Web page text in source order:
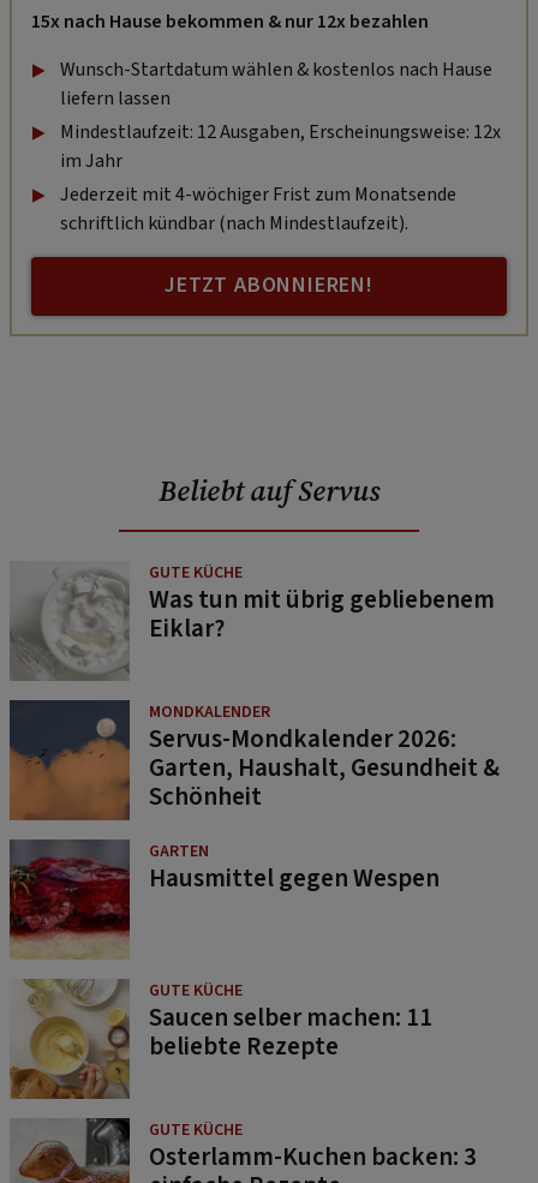
15x nach Hause bekommen & nur 12x bezahlen
Wunsch-Startdatum wählen & kostenlos nach Hause
liefern lassen
Mindestlaufzeit: 12 Ausgaben, Erscheinungsweise: 12x
im Jahr
Jederzeit mit 4-wöchiger Frist zum Monatsende
schriftlich kündbar (nach Mindestlaufzeit).
JETZT ABONNIEREN!
Beliebt auf Servus
GUTE KÜCHE
Was tun mit übrig gebliebenem
Eiklar?
MONDKALENDER
Servus-Mondkalender 2026:
Garten, Haushalt, Gesundheit &
Schönheit
GARTEN
Hausmittel gegen Wespen
GUTE KÜCHE
Saucen selber machen: 11
beliebte Rezepte
GUTE KÜCHE
Osterlamm-Kuchen backen: 3